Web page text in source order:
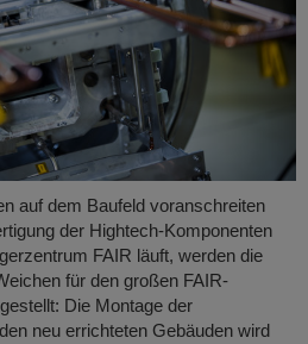
auf dem Baufeld voranschreiten
der Hightech-Komponenten
FAIR läuft, werden die
für den großen FAIR-
Die Montage der
neu errichteten Gebäuden wird